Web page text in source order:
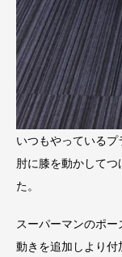
いつもやっている
肘に膝を動かして
た。
スーパーマンのポ
動きを追加しより付